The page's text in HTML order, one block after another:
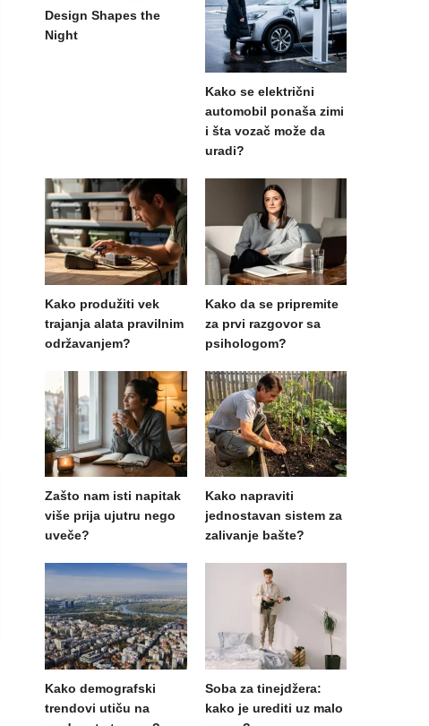
Design Shapes the
Night
Kako se električni
automobil ponaša zimi
i šta vozač može da
uradi?
Kako produžiti vek
trajanja alata pravilnim
održavanjem?
Kako da se pripremite
za prvi razgovor sa
psihologom?
Zašto nam isti napitak
više prija ujutru nego
uveče?
Kako napraviti
jednostavan sistem za
zalivanje bašte?
Kako demografski
trendovi utiču na
Soba za tinejdžera:
kako je urediti uz malo